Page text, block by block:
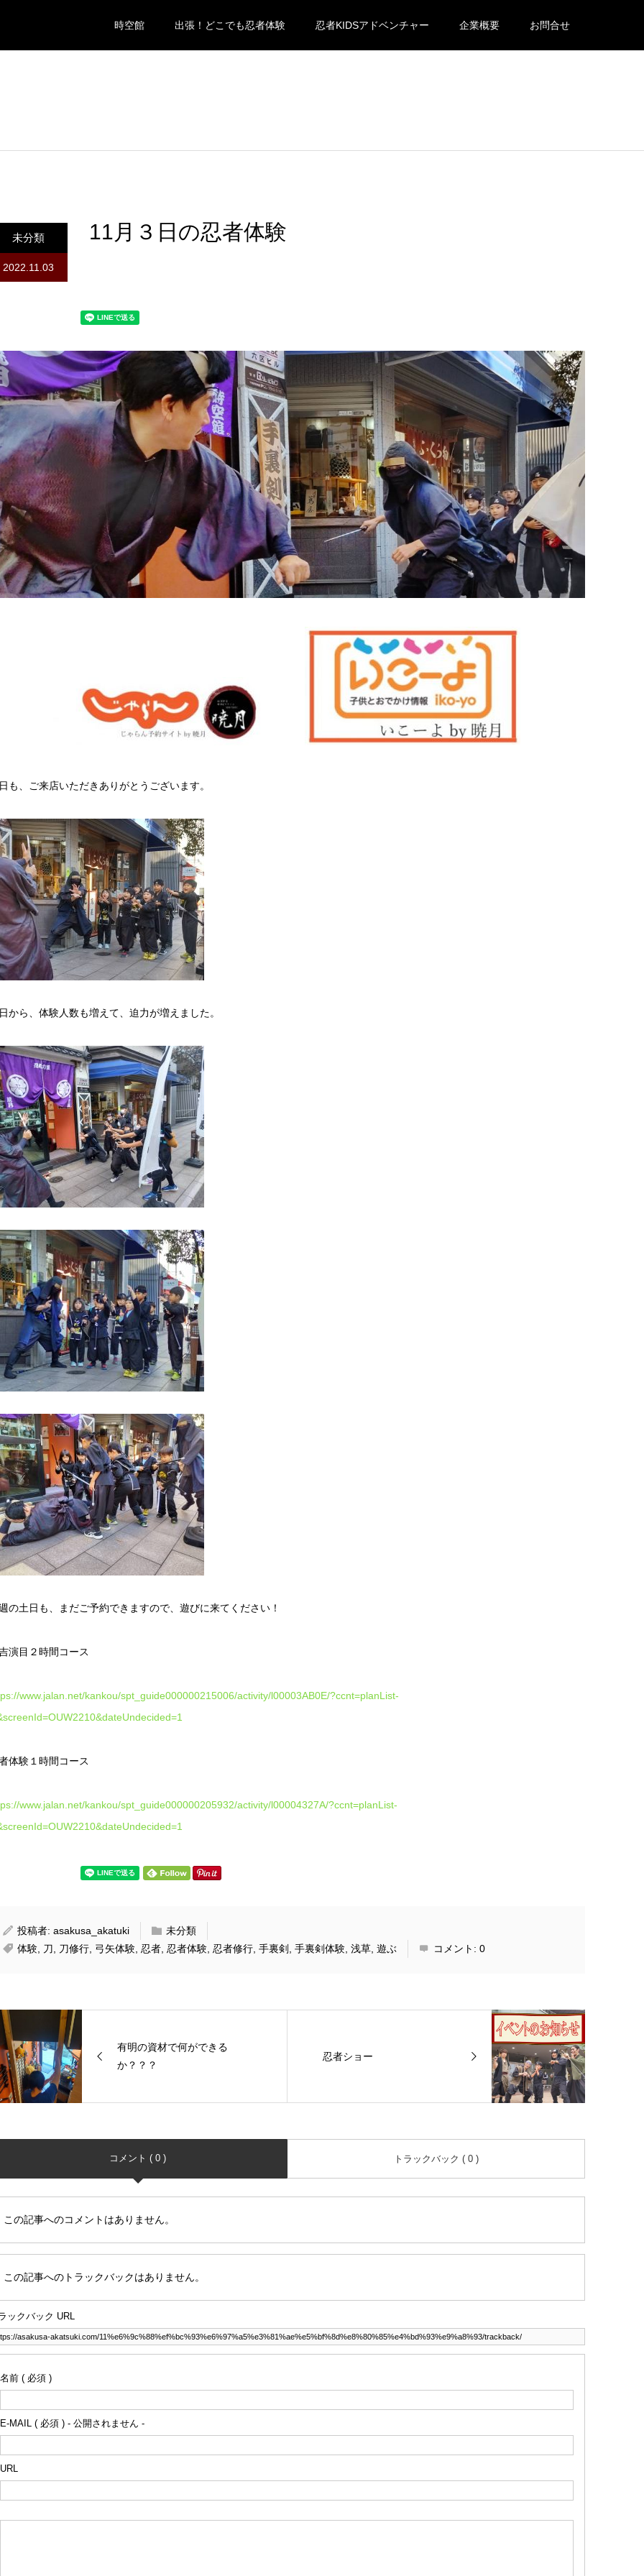
時空館 出張！どこでも忍者体験 忍者KIDSアドベンチャー 企業概要 お問合せ
未分類
2022.11.03
11月３日の忍者体験
も、ご来店いただきありがとうございます。
から、体験人数も増えて、迫力が増えました。
の土日も、まだご予約できますので、遊びに来てください！
演目２時間コース
www.jalan.net/kankou/spt_guide000000215006/activity/l00003AB0E/?ccnt=planList-
体験１時間コース
www.jalan.net/kankou/spt_guide000000205932/activity/l00004327A/?ccnt=planList-
投稿者:asakusa_akatuki
未分類
体験 刀 刀修行 弓矢体験 忍者 忍者体験 忍者修行 ,手裏剣 ,手裏剣体験 ,浅草 ,遊ぶ コメント:0
有明の資材で何ができる
か？？？
忍者ショー
コメント ( 0 ) トラックバック ( 0 )
この記事へのコメントはありません。
この記事へのトラックバックはありません。
ックバック URL
名前 ( 必須 )
E-MAIL ( 必須 ) - 公開されません -
URL